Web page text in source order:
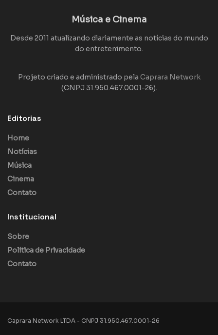
Música e Cinema
Desde 2011 atualizando diariamente as notícias do mundo
do entretenimento.
Projeto criado e administrado pela Caprara Network
(CNPJ 31.950.467.0001-26).
Editorias
Home
Notícias
Música
Cinema
Contato
Institucional
Sobre
Política de Privacidade
Contato
Caprara Network LTDA - CNPJ 31.950.467.0001-26